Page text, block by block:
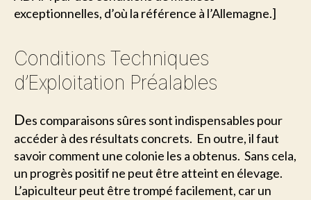
exceptionnelles, d’où la référence à l’Allemagne.]
Conditions Techniques
d’Exploitation Préalables
Des comparaisons sûres sont indispensables pour
accéder à des résultats concrets. En outre, il faut
savoir comment une colonie les a obtenus. Sans cela,
un progrès positif ne peut être atteint en élevage.
L’apiculteur peut être trompé facilement, car un